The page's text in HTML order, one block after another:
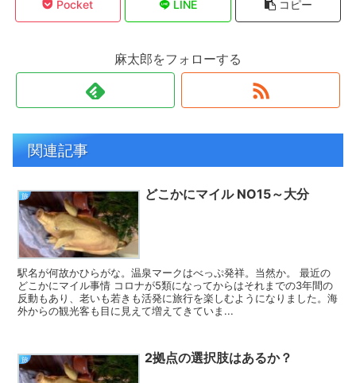
Pocket LINE コピー
麻太郎をフォローする
関連記事
旅 どこかにマイル NO15～大分
駅名が何故かひらがな。温泉マークはべっぷ発祥。当然か。 最近の
どこかにマイル事情 コロナが5類になってからはそれまでの3年間の
反動もあり、老いも若きも活発に旅行を楽しむようになりました。海
外からの観光客も目に見えて増えてきていま...
旅 2拠点の選択肢はあるか？